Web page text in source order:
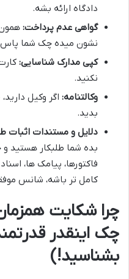
دادگاه ارائه بشه.
گواهی عدم پرداخت:
نشون میده چک شما پاس
کپی مدارک شناسایی:
نکنید.
وکالتنامه: اگر وکیل
بدید.
دلایل و مستندات اثبات
بده شما طلبکار هستید و
فاکتورها، پیامک ها،
کامل تر باشه، شانس
چراشکایت
چک اینقدر
بشناسید!)